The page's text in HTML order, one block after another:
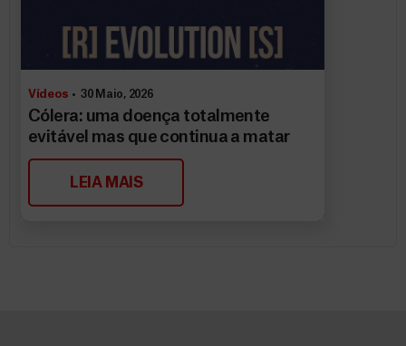
Vídeos 30 Maio, 2026
Cólera: uma doença totalmente
evitável mas que continua a matar
LEIA MAIS